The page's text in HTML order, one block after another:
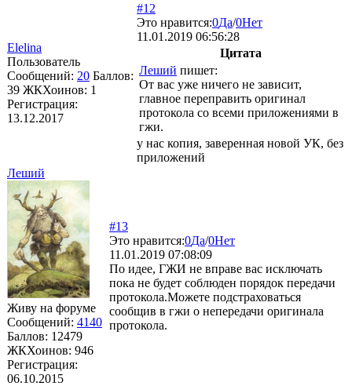
Elelina
Пользователь
Сообщений: 20 Баллов:
39 ЖКХоинов: 1
Регистрация:
13.12.2017
#12
Это нравится:0Да/0Нет
11.01.2019 06:56:28
Цитата
Леший пишет:
От вас уже ничего не зависит,
главное переправить оригинал
протокола со всеми приложениями в
гжи.
у нас копия, заверенная новой УК, без
приложений
Леший
Живу на форуме
Сообщений: 4140
Баллов: 12479
ЖКХоинов: 946
Регистрация:
06.10.2015
#13
Это нравится:0Да/0Нет
11.01.2019 07:08:09
По идее, ГЖИ не вправе вас исключать
пока не будет соблюден порядок передачи
протокола.Можете подстраховаться
сообщив в гжи о непередачи оригинала
протокола.